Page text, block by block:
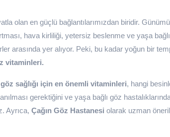
olan en güçlü bağlantılarımızdan biridir.
hava kirliliği, yetersiz beslenme ve yaşa
arasında yer alıyor. Peki, bu kadar yoğun bir
vitaminleri.
göz sağlığı için en önemli vitaminleri, hangi
gerektiğini ve yaşa bağlı göz
Ayrıca, Çağın Göz Hastanesi olarak uzman